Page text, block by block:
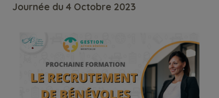
Journée du 4 Octobre 2023